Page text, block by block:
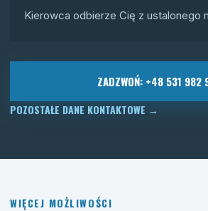
Kierowca odbierze Cię z ustalonego
ZADZWOŃ: +48 531 982
POZOSTAŁE DANE KONTAKTOWE →
WIĘCEJ MOŻLIWOŚCI